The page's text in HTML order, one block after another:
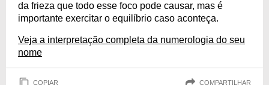
da frieza que todo esse foco pode causar, mas é
importante exercitar o equilíbrio caso aconteça.
Veja a interpretação completa da numerologia do seu
nome
COPIAR COMPARTILHAR